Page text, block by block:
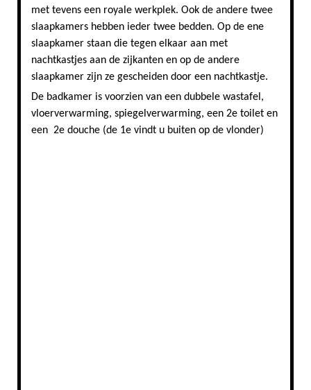
met tevens een royale werkplek. Ook de andere twee
slaapkamers hebben ieder twee bedden. Op de ene
slaapkamer staan die tegen elkaar aan met
nachtkastjes aan de zijkanten en op de andere
slaapkamer zijn ze gescheiden door een nachtkastje.
De badkamer is voorzien van een dubbele wastafel,
vloerverwarming, spiegelverwarming, een 2e toilet en
een 2e douche (de 1e vindt u buiten op de vlonder)